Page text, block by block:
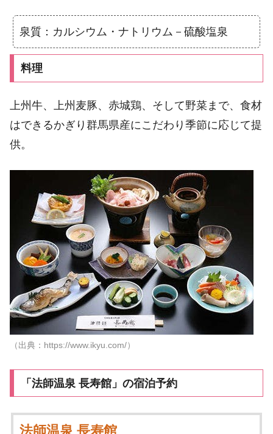
泉質：カルシウム・ナトリウム－硫酸塩泉
料理
上州牛、上州麦豚、赤城鶏、そして野菜まで、食材
はできるかぎり群馬県産にこだわり季節に応じて提
供。
（出典：https://www.ikyu.com/）
「法師温泉 長寿館」の宿泊予約
法師温泉 長寿館